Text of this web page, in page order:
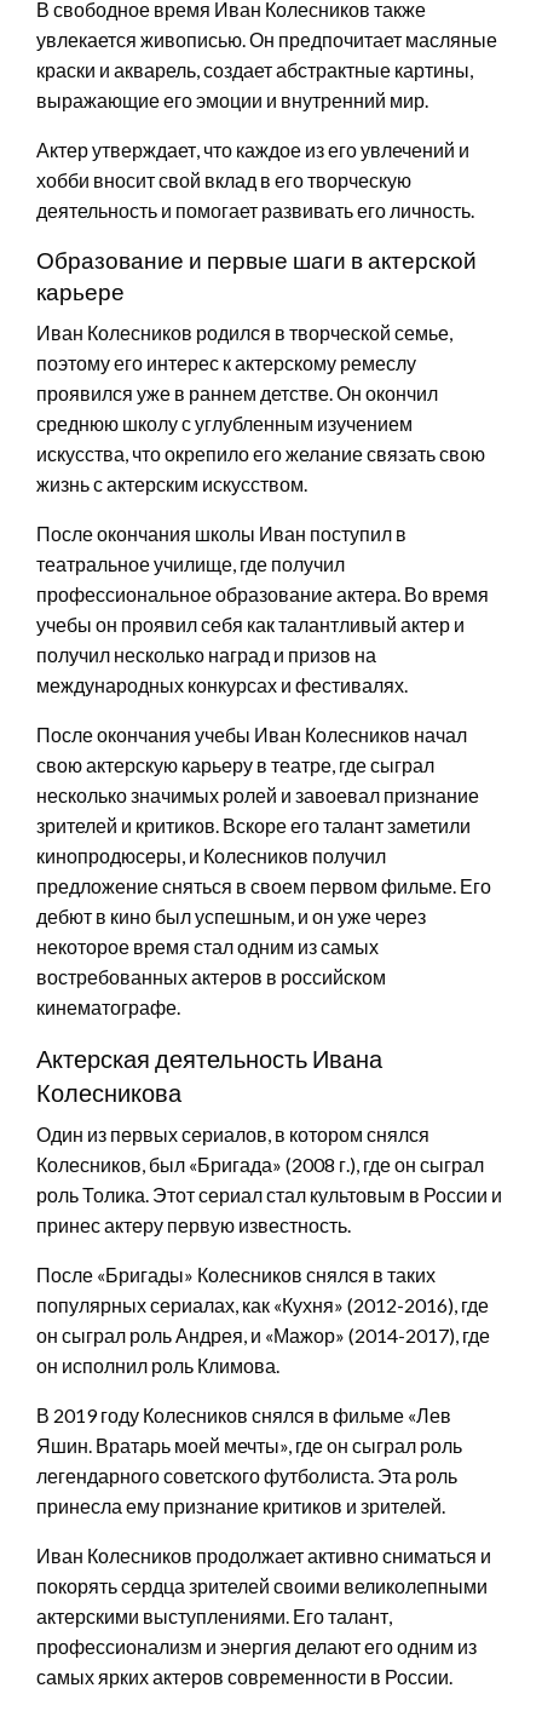
В свободное время Иван Колесников также
увлекается живописью. Он предпочитает масляные
краски и акварель, создает абстрактные картины,
выражающие его эмоции и внутренний мир.
Актер утверждает, что каждое из его увлечений и
хобби вносит свой вклад в его творческую
деятельность и помогает развивать его личность.
Образование и первые шаги в актерской
карьере
Иван Колесников родился в творческой семье,
поэтому его интерес к актерскому ремеслу
проявился уже в раннем детстве. Он окончил
среднюю школу с углубленным изучением
искусства, что окрепило его желание связать свою
жизнь с актерским искусством.
После окончания школы Иван поступил в
театральное училище, где получил
профессиональное образование актера. Во время
учебы он проявил себя как талантливый актер и
получил несколько наград и призов на
международных конкурсах и фестивалях.
После окончания учебы Иван Колесников начал
свою актерскую карьеру в театре, где сыграл
несколько значимых ролей и завоевал признание
зрителей и критиков. Вскоре его талант заметили
кинопродюсеры, и Колесников получил
предложение сняться в своем первом фильме. Его
дебют в кино был успешным, и он уже через
некоторое время стал одним из самых
востребованных актеров в российском
кинематографе.
Актерская деятельность Ивана
Колесникова
Один из первых сериалов, в котором снялся
Колесников, был «Бригада» (2008 г.), где он сыграл
роль Толика. Этот сериал стал культовым в России и
принес актеру первую известность.
После «Бригады» Колесников снялся в таких
популярных сериалах, как «Кухня» (2012-2016), где
он сыграл роль Андрея, и «Мажор» (2014-2017), где
он исполнил роль Климова.
В 2019 году Колесников снялся в фильме «Лев
Яшин. Вратарь моей мечты», где он сыграл роль
легендарного советского футболиста. Эта роль
принесла ему признание критиков и зрителей.
Иван Колесников продолжает активно сниматься и
покорять сердца зрителей своими великолепными
актерскими выступлениями. Его талант,
профессионализм и энергия делают его одним из
самых ярких актеров современности в России.